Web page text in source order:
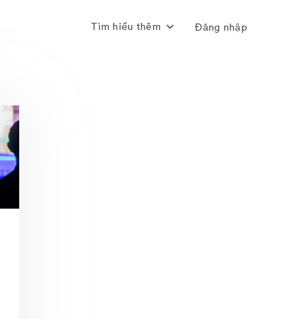
Tìm hiểu thêm Đăng nhập